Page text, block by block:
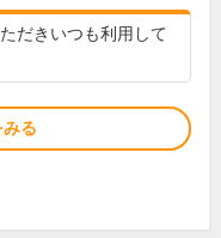
だきいつも利用して
る